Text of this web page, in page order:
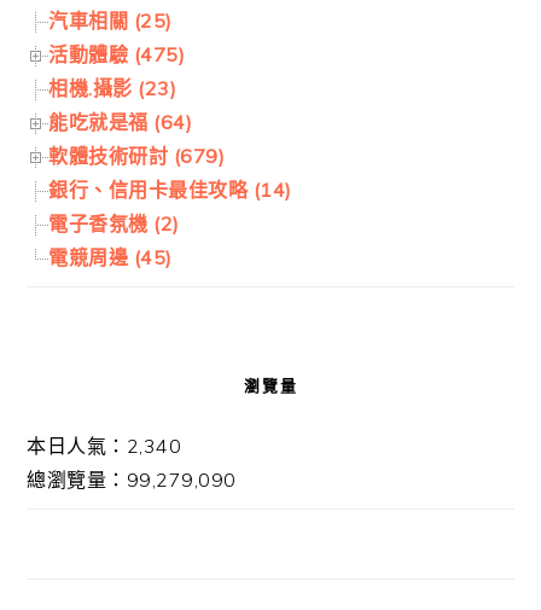
汽車相關 (25)
活動體驗 (475)
相機.攝影 (23)
能吃就是福 (64)
軟體技術研討 (679)
銀行、信用卡最佳攻略 (14)
電子香氛機 (2)
電競周邊 (45)
瀏覽量
本日人氣：2,340
總瀏覽量：99,279,090